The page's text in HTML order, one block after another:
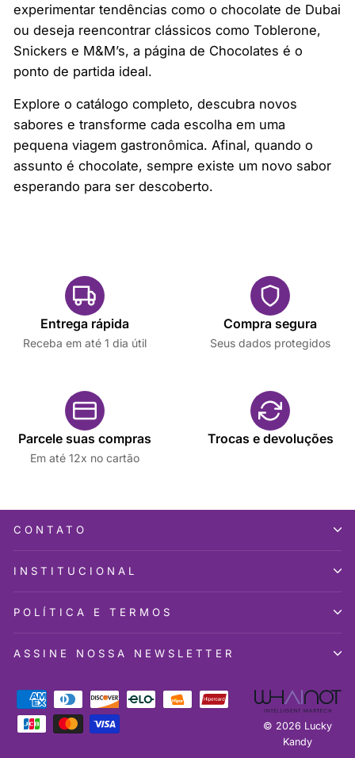
experimentar tendências como o chocolate de Dubai
ou deseja reencontrar clássicos como Toblerone,
Snickers e M&M’s, a página de Chocolates é o
ponto de partida ideal.
Explore o catálogo completo, descubra novos
sabores e transforme cada escolha em uma
pequena viagem gastronômica. Afinal, quando o
assunto é chocolate, sempre existe um novo sabor
esperando para ser descoberto.
Entrega rápida
Receba em até 1 dia útil
Compra segura
Seus dados protegidos
Parcele suas compras
Em até 12x no cartão
Trocas e devoluções
CONTATO
INSTITUCIONAL
POLÍTICA E TERMOS
ASSINE NOSSA NEWSLETTER
© 2026 Lucky
Kandy